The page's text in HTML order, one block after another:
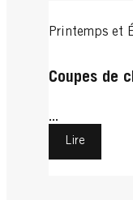
Printemps et
Coupes de
...
Lire